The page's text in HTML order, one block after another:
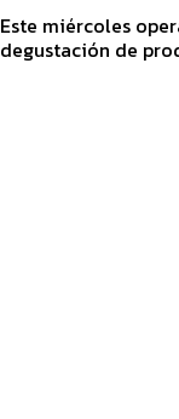
Este miércoles
degustación de